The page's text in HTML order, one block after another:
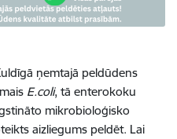
ņemtajā peldūdens
E.coli, tā enterokoku
mikrobioloģisko
aizliegums peldēt. Lai